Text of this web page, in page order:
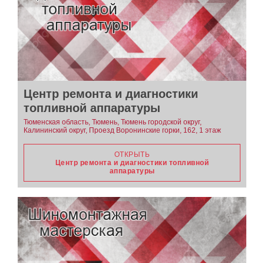
Центр ремонта и диагностики
топливной аппаратуры
Тюменская область, Тюмень, Тюмень городской округ,
Калининский округ, Проезд Воронинские горки, 162, 1 этаж
ОТКРЫТЬ
Центр ремонта и диагностики топливной
аппаратуры